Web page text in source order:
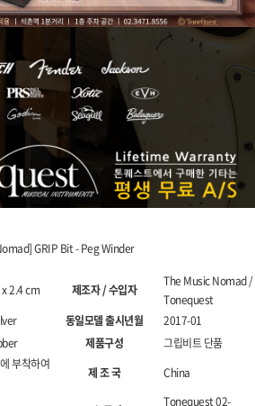
GRIP Bit - Peg Winder
2.4 cm 제조자 / 수입자
The Music Nomad /
Tonequest
동일모델 출시년월
2017-01
제품구성
그립비트 단품
부착하여
제 조 국 China
Tonequest 02-